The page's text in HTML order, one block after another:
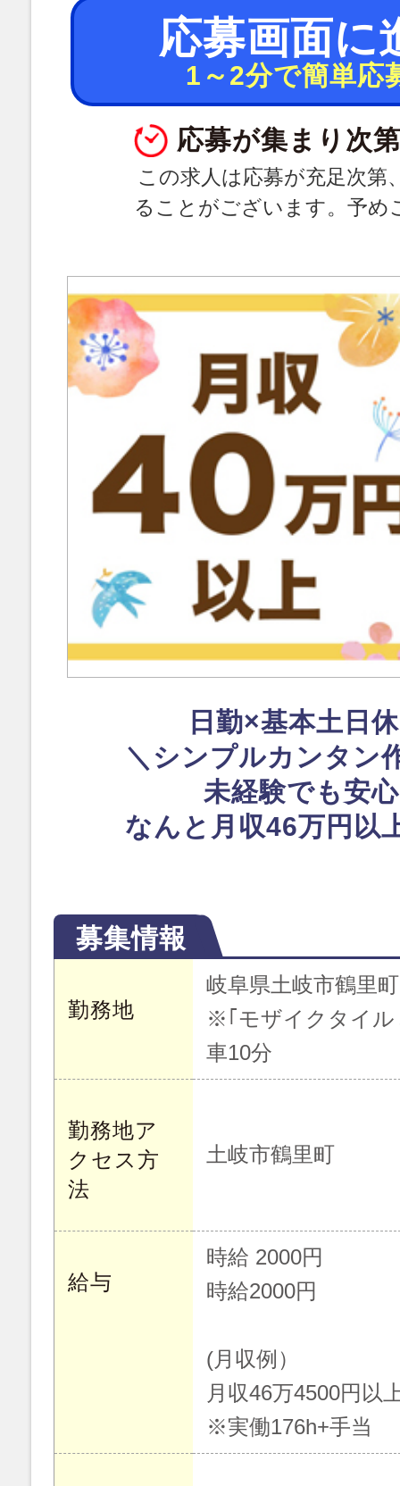
応募画面に
1～2分で簡単応
応募が集まり次
この求人は応募が充足次第
ることがございます。予め
日勤×基本土日
＼シンプルカンタン
未経験でも安
なんと月収46万円以
募集情報
勤務地
岐阜県土岐市鶴里
※｢モザイクタイル
車10分
勤務地ア
クセス方
法
土岐市鶴里町
給与
時給 2000円
時給2000円
(月収例）
月収46万4500円以
※実働176h+手当